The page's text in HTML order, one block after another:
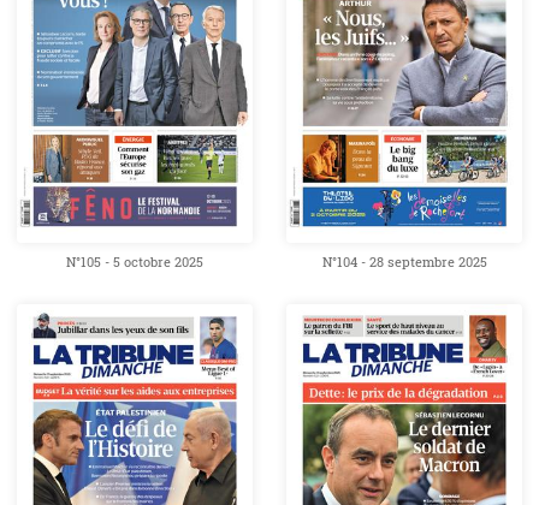
N°105 - 5 octobre 2025 N°104 - 28 septembre 2025